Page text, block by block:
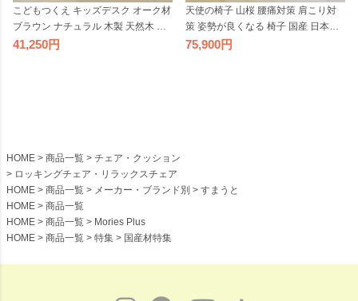
こどもつくえ キッズデスク オーク材
ブラウン ナチュラル 木製 天然木 シ
ンプル 机 学習机 学習デスク 無垢材
41,250
天使の椅子 山桜 腰痛対策 肩こり対
策 姿勢が良くなる 椅子 国産 日本製
無垢材 山桜 ギタリスト 姿勢矯正 チ
75,900
HOME 商品一覧
チェア・クッション
ロッキングチェア・リラックスチェア
HOME
商品一覧 メーカー・ブランド別
すまうと
HOME
商品一覧
HOME
商品一覧
Mories Plus
HOME
商品一覧 特集 国産材特集